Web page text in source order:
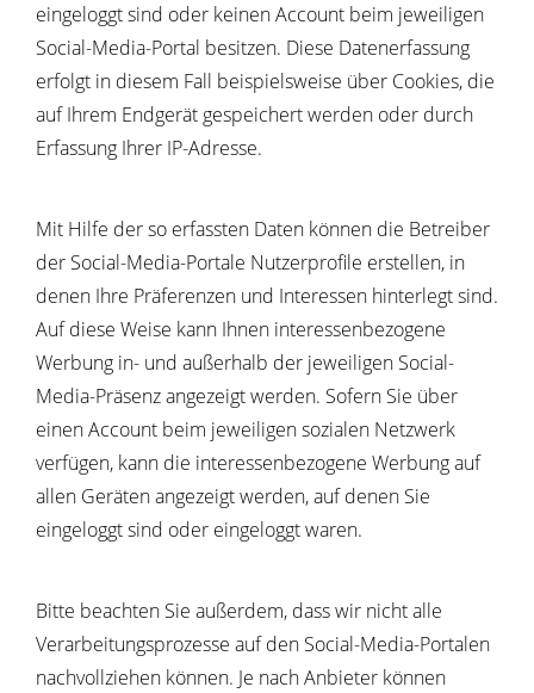
eingeloggt sind oder keinen Account beim jeweiligen
Social-Media-Portal besitzen. Diese Datenerfassung
erfolgt in diesem Fall beispielsweise über Cookies, die
auf Ihrem Endgerät gespeichert werden oder durch
Erfassung Ihrer IP-Adresse.
Mit Hilfe der so erfassten Daten können die Betreiber
der Social-Media-Portale Nutzerprofile erstellen, in
denen Ihre Präferenzen und Interessen hinterlegt sind.
Auf diese Weise kann Ihnen interessenbezogene
Werbung in- und außerhalb der jeweiligen Social-
Media-Präsenz angezeigt werden. Sofern Sie über
einen Account beim jeweiligen sozialen Netzwerk
verfügen, kann die interessenbezogene Werbung auf
allen Geräten angezeigt werden, auf denen Sie
eingeloggt sind oder eingeloggt waren.
Bitte beachten Sie außerdem, dass wir nicht alle
Verarbeitungsprozesse auf den Social-Media-Portalen
nachvollziehen können. Je nach Anbieter können